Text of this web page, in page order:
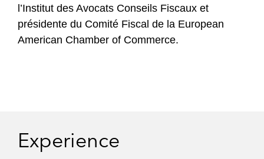
l’Institut des Avocats Conseils Fiscaux et
présidente du Comité Fiscal de la European
American Chamber of Commerce.
Experience